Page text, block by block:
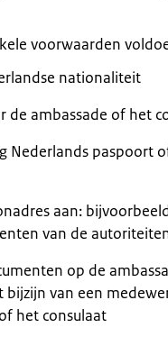
voorwaarden
nationaliteit
de ambassade of het
Nederlands paspoort
aan:
van de
op de
bijzijn van een
het consulaat